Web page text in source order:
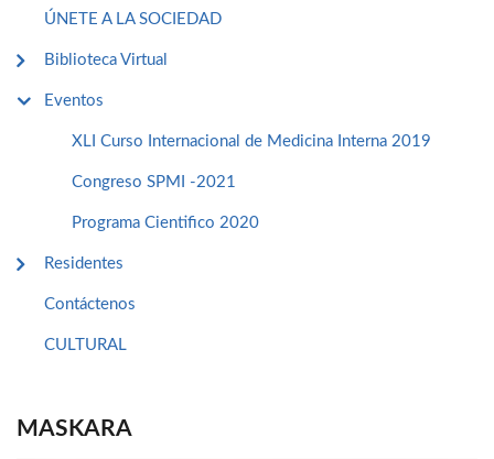
ÚNETE A LA SOCIEDAD
Biblioteca Virtual
Eventos
XLI Curso Internacional de Medicina Interna 2019
Congreso SPMI -2021
Programa Cientifico 2020
Residentes
Contáctenos
CULTURAL
MASKARA